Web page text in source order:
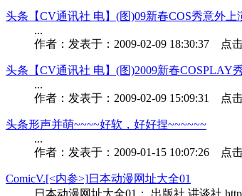
头条 【CV通讯社 电】(图)09新春COS秀意外上
...
作者： 发表于： 2009-02-09 18:30:37 点击
头条 【CV通讯社 电】(图)2009新春COSPLAY
...
作者： 发表于： 2009-02-09 15:09:31 点击
头条形声并萌~~~~好软，好好捏~~~~~~
...
作者： 发表于： 2009-01-15 10:07:26 点击
ComicV.[<内参>]日本动漫网址大全01
日本动漫网址大全01： 出版社 讲谈社